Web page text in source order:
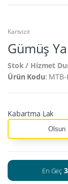
Kartvizit
Gümüş
Stok / Hizmet
Ürün Kodu: MTB-
Kabartma Lak
Olsun
En Geç